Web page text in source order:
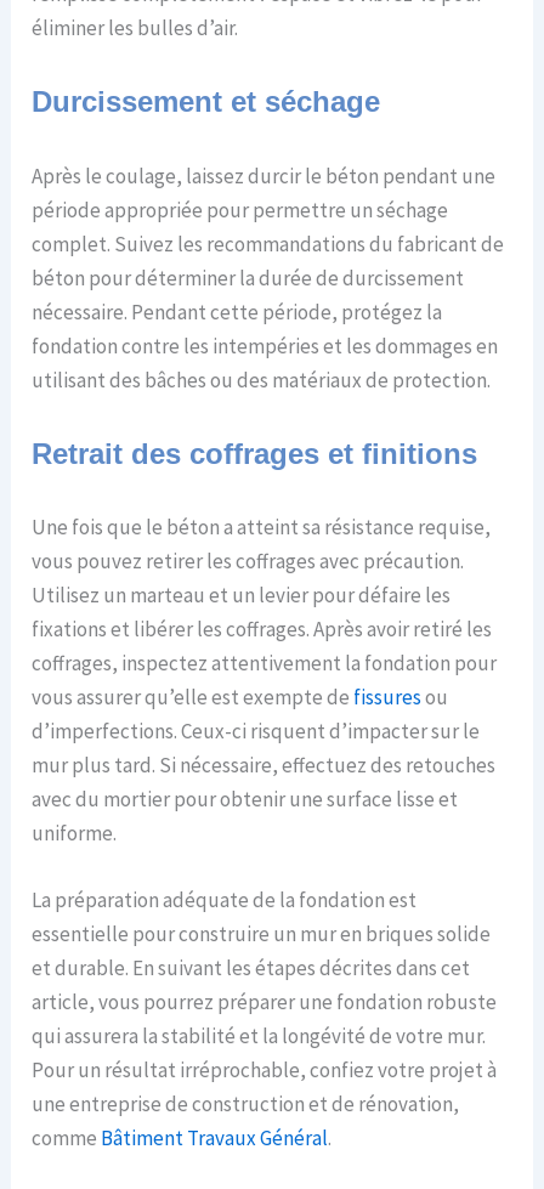
éliminer les bulles d’air.
Durcissement et séchage
Après le coulage, laissez durcir le béton pendant une
période appropriée pour permettre un séchage
complet. Suivez les recommandations du fabricant de
béton pour déterminer la durée de durcissement
nécessaire. Pendant cette période, protégez la
fondation contre les intempéries et les dommages en
utilisant des bâches ou des matériaux de protection.
Retrait des coffrages et finitions
Une fois que le béton a atteint sa résistance requise,
vous pouvez retirer les coffrages avec précaution.
Utilisez un marteau et un levier pour défaire les
fixations et libérer les coffrages. Après avoir retiré les
coffrages, inspectez attentivement la fondation pour
vous assurer qu’elle est exempte de fissuresou
d’imperfections. Ceux-ci risquent d’impacter sur le
mur plus tard. Si nécessaire, effectuez des retouches
avec du mortier pour obtenir une surface lisse et
uniforme.
La préparation adéquate de la fondation est
essentielle pour construire un mur en briques solide
et durable. En suivant les étapes décrites dans cet
article, vous pourrez préparer une fondation robuste
qui assurera la stabilité et la longévité de votre mur.
Pour un résultat irréprochable, confiez votre projet à
une entreprise de construction et de rénovation,
comme Bâtiment Travaux Général.